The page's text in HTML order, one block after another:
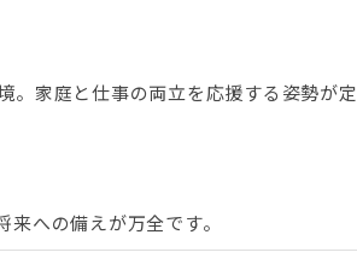
。家庭と仕事の両立を応援する姿勢が定
への備えが万全です。